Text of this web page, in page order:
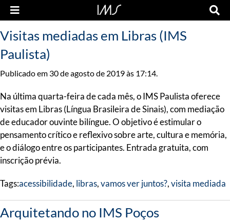
Visitas mediadas em Libras (IMS
Paulista)
Publicado em 30 de agosto de 2019 às 17:14.
Na última quarta-feira de cada mês, o IMS Paulista oferece
visitas em Libras (Língua Brasileira de Sinais), com mediação
de educador ouvinte bilíngue. O objetivo é estimular o
pensamento crítico e reflexivo sobre arte, cultura e memória,
e o diálogo entre os participantes. Entrada gratuita, com
inscrição prévia.
Tags:acessibilidade, libras,vamos ver juntos?,visita mediada
Arquitetando no IMS Poços